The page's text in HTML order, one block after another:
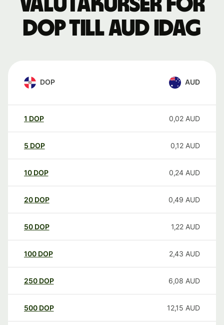
DOP till AUD idag
DOP AUD
1 DOP 0,02 AUD
5 DOP 0,12 AUD
10 DOP 0,24 AUD
20 DOP 0,49 AUD
50 DOP 1,22 AUD
100 DOP 2,43 AUD
250 DOP 6,08 AUD
500 DOP 12,15 AUD